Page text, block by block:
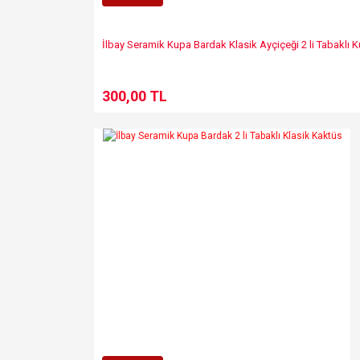
İlbay Seramik Kupa Bardak Klasik Ayçiçeği 2 li Tabaklı
300,00 TL